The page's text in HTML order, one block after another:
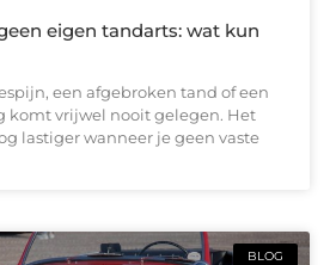
eigen tandarts: wat kun
een afgebroken tand of een
komt vrijwel nooit gelegen. Het
lastiger wanneer je geen vaste
BLOG